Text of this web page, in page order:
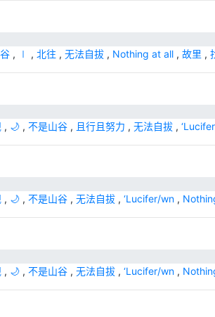
, ∣ , 北往 , 无法自拔 , Nothing at all , 故里 ,
, 🌙 , 不是山谷 , 且行且努力 , 无法自拔 ,
, 🌙 , 不是山谷 , 无法自拔 , ‘Lucifer/wn ,
, 🌙 , 不是山谷 , 无法自拔 , ‘Lucifer/wn ,